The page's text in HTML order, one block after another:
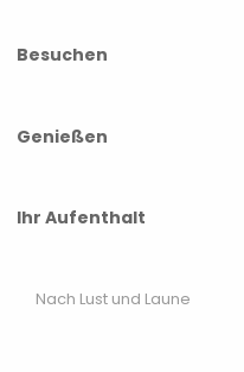
Besuchen
Genießen
Ihr Aufenthalt
Nach Lust und Laune